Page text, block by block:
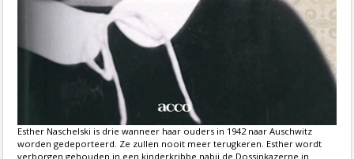
Esther Naschelski is drie wanneer haar ouders in 1942 naar Auschwitz
worden gedeporteerd. Ze zullen nooit meer terugkeren. Esther wordt
verborgen gehouden in een kinderkribbe nabij de Dossinkazerne in